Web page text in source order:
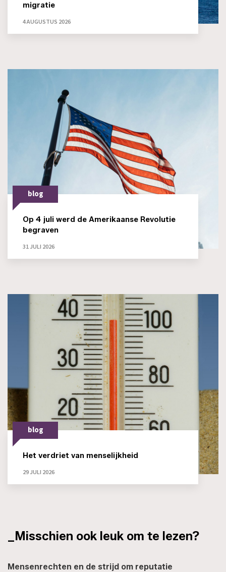
migratie
4 AUGUSTUS 2026
blog
Op 4 juli werd de Amerikaanse Revolutie
begraven
31 JULI 2026
blog
Het verdriet van menselijkheid
29 JULI 2026
_Misschien ook leuk om te lezen?
Mensenrechten en de strijd om reputatie